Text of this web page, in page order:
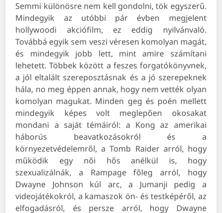
Semmi különösre nem kell gondolni, tök egyszerű.
Mindegyik az utóbbi pár évben megjelent
hollywoodi akciófilm, ez eddig nyilvánvaló.
Továbbá egyik sem veszi véresen komolyan magát,
és mindegyik jobb lett, mint amire számítani
lehetett. Többek között a feszes forgatókönyvnek,
a jól eltalált szereposztásnak és a jó szerepeknek
hála, no meg éppen annak, hogy nem vették olyan
komolyan magukat. Minden geg és poén mellett
mindegyik képes volt meglepően okosakat
mondani a saját témáiról: a Kong az amerikai
háborús beavatkozásokról és a
környezetvédelemről, a Tomb Raider arról, hogy
működik egy női hős anélkül is, hogy
szexualizálnák, a Rampage főleg arról, hogy
Dwayne Johnson kúl arc, a Jumanji pedig a
videojátékokról, a kamaszok ön- és testképéről, az
elfogadásról, és persze arról, hogy Dwayne